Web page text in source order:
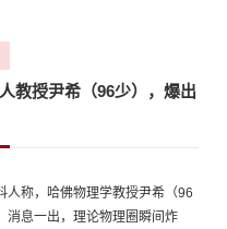
杰出青年基金获得者，北京大
教授尹希（96少），爆出
人称，哈佛物理学教授尹希（96
消息一出，理论物理圈瞬间炸